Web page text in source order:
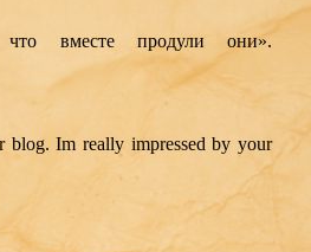
вместе продули они».
blog. Im really impressed by your